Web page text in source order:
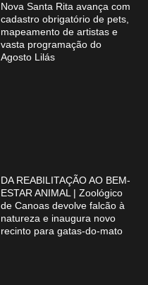
Nova Santa Rita avança com
cadastro obrigatório de pets,
mapeamento de artistas e
vasta programação do
Agosto Lilás
DA REABILITAÇÃO AO BEM-
ESTAR ANIMAL | Zoológico
de Canoas devolve falcão à
natureza e inaugura novo
recinto para gatas-do-mato